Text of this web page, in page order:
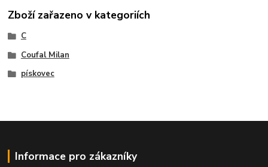
Zboží zařazeno v kategoriích
C
Coufal Milan
pískovec
Informace pro zákazníky